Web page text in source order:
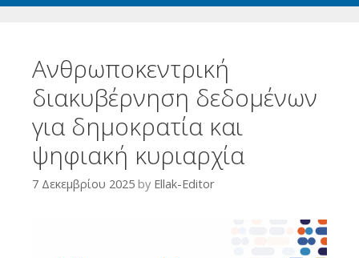
Ανθρωποκεντρική
διακυβέρνηση δεδομένων
για δημοκρατία και
ψηφιακή κυριαρχία
7 Δεκεμβρίου 2025 by Ellak-Editor